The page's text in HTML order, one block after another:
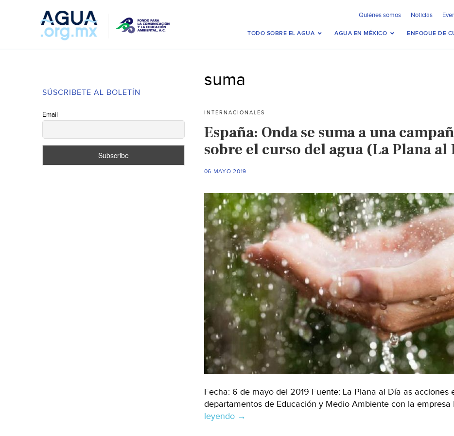
Quiénes somos Noticias
TODO SOBRE EL AGUA AGUA EN MÉXICO ENFOQUE DE
SÚSCRIBETE AL BOLETÍN
Email
suma
INTERNACIONALES
España: Onda se suma a una
sobre el curso del agua (La Plana al
06 MAYO 2019
Fecha: 6 de mayo del 2019 Fuente: La Plana al Día as acciones
departamentos de Educación y Medio Ambiente con la
leyendo España:
→